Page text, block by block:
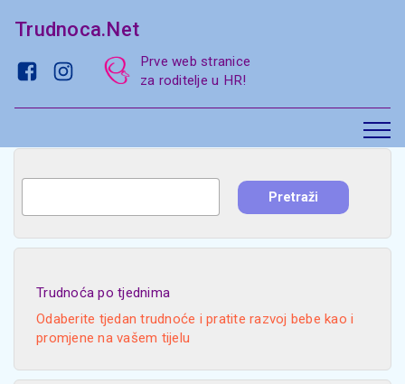
Trudnoca.Net
Prve web stranice
za roditelje u HR!
Trudnoća po tjednima
Odaberite tjedan trudnoće i pratite razvoj bebe kao i
promjene na vašem tijelu